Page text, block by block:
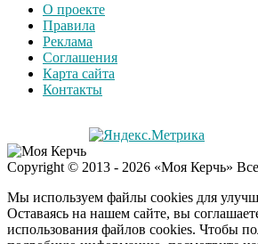
О проекте
Правила
Реклама
Соглашения
Карта сайта
Контакты
Copyright © 2013 - 2026 «Моя Керчь»
Мы используем файлы cookies для
Оставаясь на нашем сайте, вы
использования файлов cookies. Чтобы